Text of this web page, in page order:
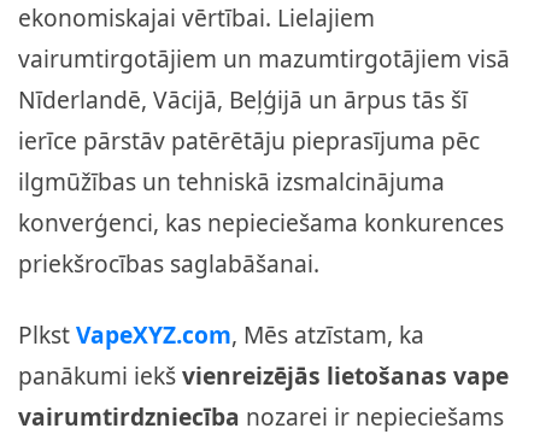
ekonomiskajai vērtībai. Lielajiem
vairumtirgotājiem un mazumtirgotājiem visā
Nīderlandē, Vācijā, Beļģijā un ārpus tās šī
ierīce pārstāv patērētāju pieprasījuma pēc
ilgmūžības un tehniskā izsmalcinājuma
konverģenci, kas nepieciešama konkurences
priekšrocības saglabāšanai.
PlkstVapeXYZ.com, Mēs atzīstam, ka
panākumi iekšvienreizējās lietošanas vape
vairumtirdzniecība nozarei ir nepieciešams